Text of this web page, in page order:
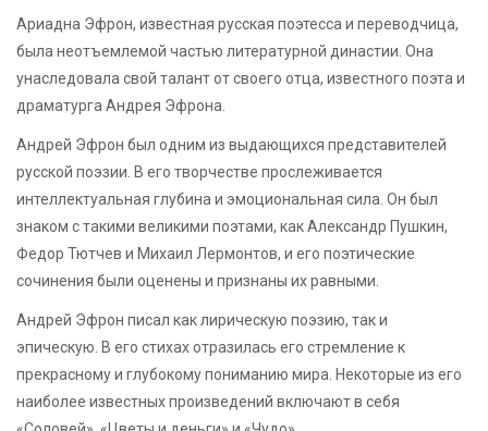
Ариадна Эфрон, известная русская поэтесса и переводчица,
была неотъемлемой частью литературной династии. Она
унаследовала свой талант от своего отца, известного поэта и
драматурга Андрея Эфрона.
Андрей Эфрон был одним из выдающихся представителей
русской поэзии. В его творчестве прослеживается
интеллектуальная глубина и эмоциональная сила. Он был
знаком с такими великими поэтами, как Александр Пушкин,
Федор Тютчев и Михаил Лермонтов, и его поэтические
сочинения были оценены и признаны их равными.
Андрей Эфрон писал как лирическую поэзию, так и
эпическую. В его стихах отразилась его стремление к
прекрасному и глубокому пониманию мира. Некоторые из его
наиболее известных произведений включают в себя